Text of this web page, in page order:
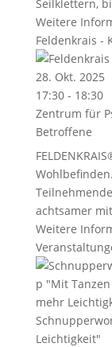
Seilklettern,
Weitere
Feldenkrais -
28. Okt. 2025
17:30 - 18:30
Zentrum für
Betroffene
achtsamer
Weitere
Leichtigkeit"